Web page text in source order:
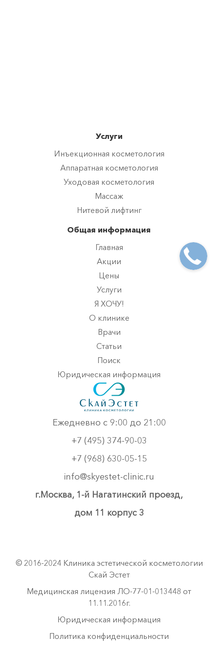
Услуги
Инъекционная косметология
Аппаратная косметология
Уходовая косметология
Массаж
Нитевой лифтинг
Общая информация
Главная
Акции
Цены
Услуги
Я ХОЧУ!
О клинике
Врачи
Статьи
Поиск
Юридическая информация
Ежедневно с 9:00 до 21:00
+7 (495) 374-90-03
+7 (968) 630-05-15
info@skyestet-clinic.ru
г.Москва, 1-й Нагатинский проезд,
дом 11 корпус 3
© 2016-2024 Клиника эстетической косметологии
Скай Эстет
Медицинская лицензия ЛО-77-01-013448 от
11.11.2016г.
Юридическая информация
Политика конфиденциальности